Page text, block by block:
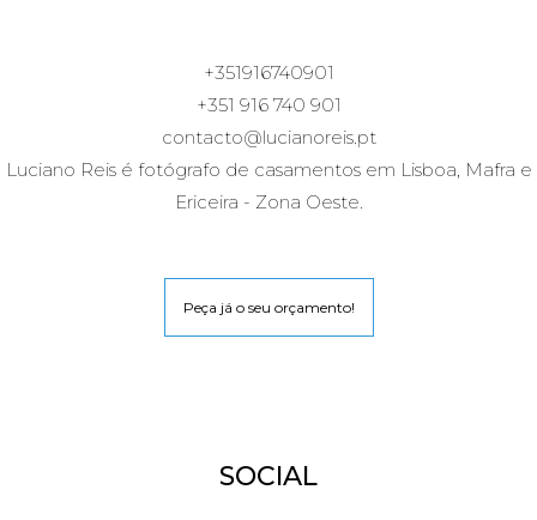
+351916740901
+351 916 740 901
contacto@lucianoreis.pt
Luciano Reis é fotógrafo de casamentos em Lisboa, Mafra e
Ericeira - Zona Oeste.
Peça já o seu orçamento!
SOCIAL